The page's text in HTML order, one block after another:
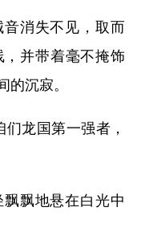
消失不见，取而
并带着毫不掩饰
的沉寂。
龙国第一强者，
飘地悬在白光中